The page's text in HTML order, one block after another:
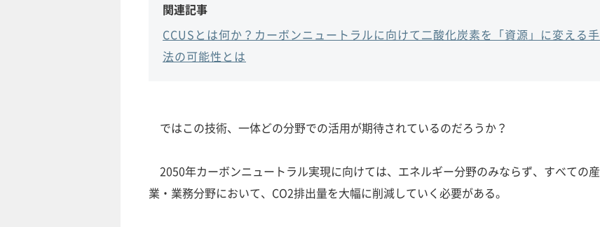
関連記事
CCUSとは何か？カーボンニュートラルに向けて二酸化炭素を「資源」に変える手
法の可能性とは
ではこの技術、一体どの分野での活用が期待されているのだろうか？
2050年カーボンニュートラル実現に向けては、エネルギー分野のみならず、すべての産
業・業務分野において、CO2排出量を大幅に削減していく必要がある。